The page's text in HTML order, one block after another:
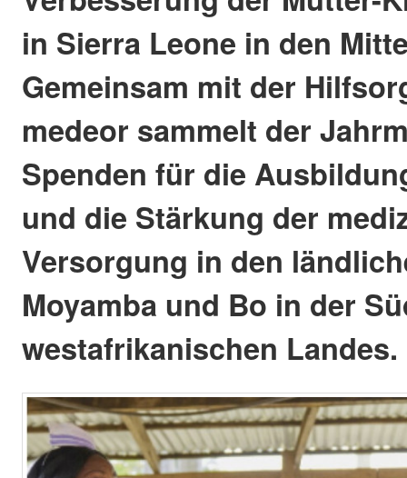
in Sierra Leone in den
Gemeinsam mit der
medeor sammelt der
Spenden für die
und die Stärkung der
Versorgung in den
Moyamba und Bo in der
westafrikanischen Landes.